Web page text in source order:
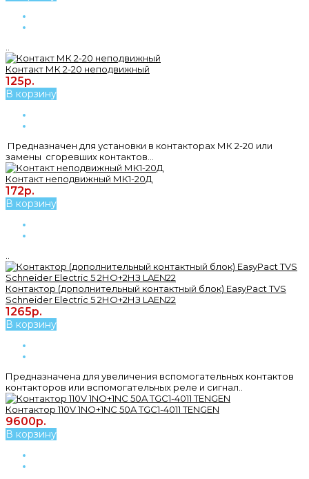
Контакт МК 2-20 неподвижный
125р.
В корзину
Предназначен для установки в контакторах МК 2-20 или
замены сгоревших контактов...
Контакт неподвижный МК1-20Д
172р.
В корзину
Контактор (дополнительный контактный блок) EasyPact TVS
Schneider Electric 5 2НО+2НЗ LAEN22
1265р.
В корзину
Предназначена для увеличения вспомогательных контактов
контакторов или вспомогательных реле и сигнал..
Контактор 110V 1NO+1NC 50A TGC1-4011 TENGEN
9600р.
В корзину